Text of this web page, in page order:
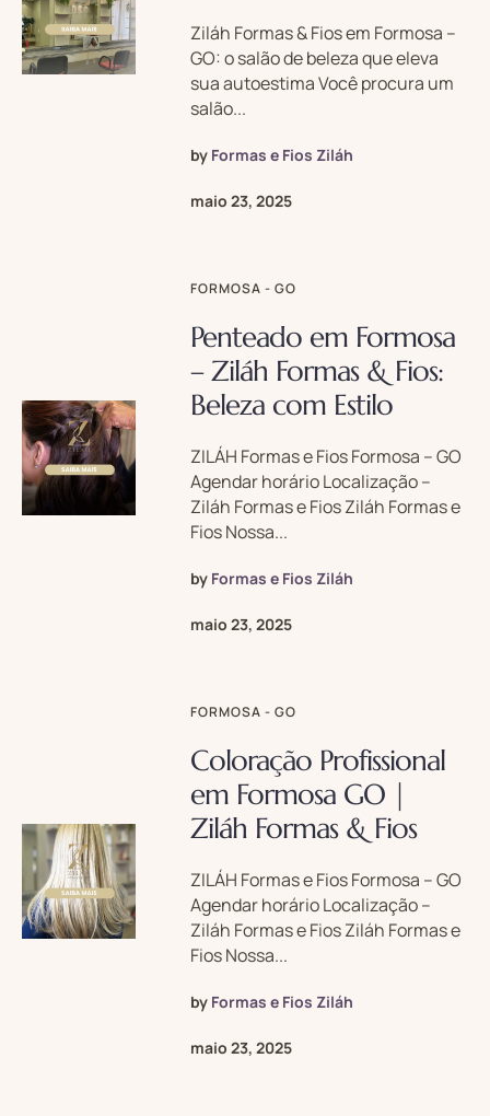
Ziláh Formas & Fios em Formosa –
GO: o salão de beleza que eleva
sua autoestima Você procura um
salão...
by Formas e Fios Ziláh
maio 23, 2025
FORMOSA - GO
Penteado em Formosa
– Ziláh Formas & Fios:
Beleza com Estilo
ZILÁH Formas e Fios Formosa – GO
Agendar horário Localização –
Ziláh Formas e Fios Ziláh Formas e
Fios Nossa...
by Formas e Fios Ziláh
maio 23, 2025
FORMOSA - GO
Coloração Profissional
em Formosa GO |
Ziláh Formas & Fios
ZILÁH Formas e Fios Formosa – GO
Agendar horário Localização –
Ziláh Formas e Fios Ziláh Formas e
Fios Nossa...
by Formas e Fios Ziláh
maio 23, 2025